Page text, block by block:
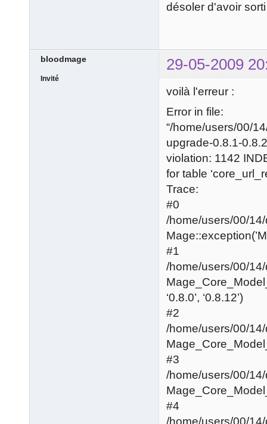
désoler d'avoir
bloodmage 29-05-2009
Invité
voilà l'erreur :
Error in file:
“/home/users/00/
upgrade-0.8.1-
violation: 1142
for table
Trace:
#0
/home/users/00/
#1
/home/users/00/
‘0.8.0’, ‘0.8.12’)
#2
/home/users/00/
#3
/home/users/00/
#4